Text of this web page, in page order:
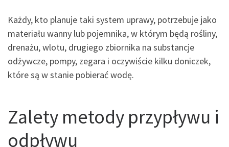
Każdy, kto planuje taki system uprawy, potrzebuje jako
materiału wanny lub pojemnika, w którym będą rośliny,
drenażu, wlotu, drugiego zbiornika na substancje
odżywcze, pompy, zegara i oczywiście kilku doniczek,
które są w stanie pobierać wodę.
Zalety metody przypływu i
odpływu